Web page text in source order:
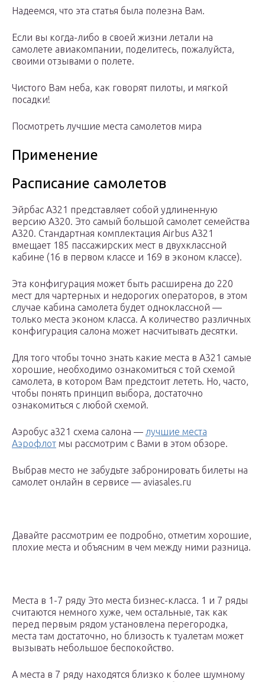
Надеемся, что эта статья была полезна Вам.
Если вы когда-либо в своей жизни летали на
самолете авиакомпании, поделитесь, пожалуйста,
своими отзывами о полете.
Чистого Вам неба, как говорят пилоты, и мягкой
посадки!
Посмотреть лучшие места самолетов мира
Применение
Расписание самолетов
Эйрбас А321 представляет собой удлиненную
версию А320. Это самый большой самолет семейства
A320. Стандартная комплектация Airbus A321
вмещает 185 пассажирских мест в двухклассной
кабине (16 в первом классе и 169 в эконом классе).
Эта конфигурация может быть расширена до 220
мест для чартерных и недорогих операторов, в этом
случае кабина самолета будет одноклассной —
только места эконом класса. А количество различных
конфигурация салона может насчитывать десятки.
Для того чтобы точно знать какие места в А321 самые
хорошие, необходимо ознакомиться с той схемой
самолета, в котором Вам предстоит лететь. Но, часто,
чтобы понять принцип выбора, достаточно
ознакомиться с любой схемой.
Аэробус а321 схема салона — лучшие места
Аэрофлот мы рассмотрим с Вами в этом обзоре.
Выбрав место не забудьте забронировать билеты на
самолет онлайн в сервисе — aviasales.ru
Давайте рассмотрим ее подробно, отметим хорошие,
плохие места и объясним в чем между ними разница.
Места в 1-7 ряду Это места бизнес-класса. 1 и 7 ряды
считаются немного хуже, чем остальные, так как
перед первым рядом установлена перегородка,
места там достаточно, но близость к туалетам может
вызывать небольшое беспокойство.
А места в 7 ряду находятся близко к более шумному